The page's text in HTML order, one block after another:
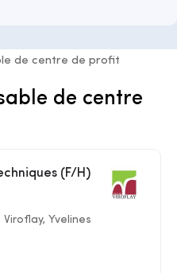
de centre de profit
de centre
(F/H)
Viroflay, Yvelines